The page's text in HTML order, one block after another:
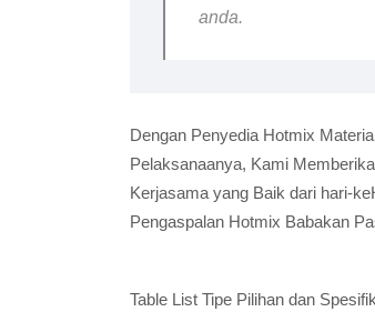
anda.
Dengan Penyedia Hotmix
Pelaksanaanya, Kami
Kerjasama yang Baik dari hari-
Pengaspalan Hotmix Babakan
Table List Tipe Pilihan dan